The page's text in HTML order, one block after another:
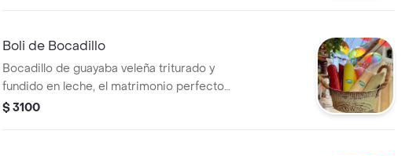
Boli de Bocadillo
Bocadillo de guayaba veleña triturado y
fundido en leche, el matrimonio perfecto
de la gastronomía nacional.
$ 3100